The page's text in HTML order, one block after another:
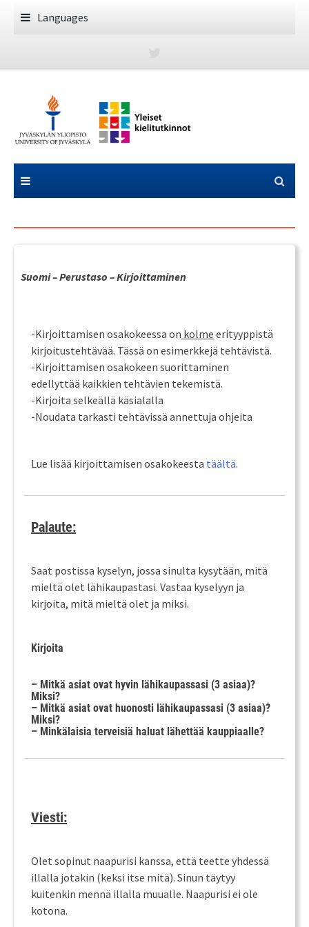
Languages
Suomi – Perustaso – Kirjoittaminen
-Kirjoittamisen osakokeessa on kolme erityyppistä
kirjoitustehtävää. Tässä on esimerkkejä tehtävistä.
-Kirjoittamisen osakokeen suorittaminen
edellyttää kaikkien tehtävien tekemistä.
-Kirjoita selkeällä käsialalla
-Noudata tarkasti tehtävissä annettuja ohjeita
Lue lisää kirjoittamisen osakokeesta täältä.
Palaute:
Saat postissa kyselyn, jossa sinulta kysytään, mitä
mieltä olet lähikaupastasi. Vastaa kyselyyn ja
kirjoita, mitä mieltä olet ja miksi.
Kirjoita
– Mitkä asiat ovat hyvin lähikaupassasi (3 asiaa)?
Miksi?
– Mitkä asiat ovat huonosti lähikaupassasi (3 asiaa)?
Miksi?
– Minkälaisia terveisiä haluat lähettää kauppiaalle?
Viesti:
Olet sopinut naapurisi kanssa, että teette yhdessä
illalla jotakin (keksi itse mitä). Sinun täytyy
kuitenkin mennä illalla muualle. Naapurisi ei ole
kotona.